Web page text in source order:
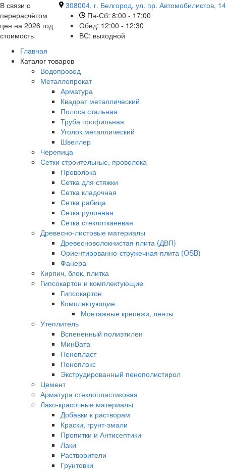
308004, г. Белгород, ул. пр. Автомобилистов, 14
Пн-Сб: 8:00 - 17:00
Обед: 12:00 - 12:30
ВС: выходной
Главная
Каталог товаров
Водопровод
Металлопрокат
Арматура
Квадрат металлический
Полоса стальная
Труба профильная
Уголок металлический
Швеллер
Черепица
Сетки строительные, проволока
Проволока
Сетка для стяжки
Сетка кладочная
Сетка рабица
Сетка рулонная
Сетка стеклотканевая
Древесно-листовые материалы
Древесноволокнистая плита (ДВП)
Ориентированно-стружечная плита (OSB)
Фанера
Кирпич, блок, плитка
Гипсокартон и комплектующие
Гипсокартон
Комплектующие
Монтажные крепежи, ленты
Утеплитель
Вспененный полиэтилен
МинВата
Пенопласт
Пеноплэкс
Экструдированный пенополистирол
Цемент
Арматура стеклопластиковая
Лако-красочные материалы
Добавки к растворам
Краски, грунт-эмали
Пропитки и Антисептики
Лаки
Растворители
Грунтовки
В связи с
перерасчётом
цен на 2026 год
стоимость